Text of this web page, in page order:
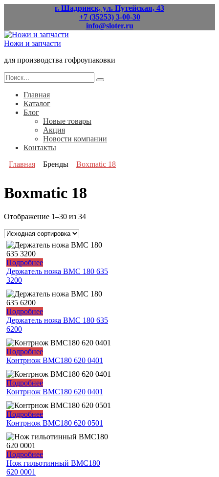
г. Шадринск, ул. Путейская, 43
+7 (35253) 3-00-30
info@sloter.ru
Ножи и запчасти
для производства гофроупаковки
Search
for:
Главная
Каталог
Блог
Новые товары
Акция
Новости компании
Контакты
Главная
Бренды Boxmatic 18
Boxmatic 18
Отображение 1–30 из 34
Подробнее
Держатель ножа ВМС 180 635
3200
Подробнее
Держатель ножа ВМС 180 635
6200
Подробнее
Контрнож ВМС180 620 0401
Подробнее
Контрнож ВМС180 620 0401
Подробнее
Контрнож ВМС180 620 0501
Подробнее
Нож гильотинный BMС180
620 0001